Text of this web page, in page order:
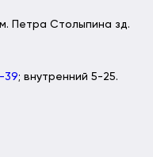
Петра Столыпина зд.
39; внутренний 5-25.